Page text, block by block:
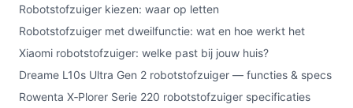
Robotstofzuiger kiezen: waar op letten
Robotstofzuiger met dweilfunctie: wat en hoe werkt het
Xiaomi robotstofzuiger: welke past bij jouw huis?
Dreame L10s Ultra Gen 2 robotstofzuiger — functies & specs
Rowenta X‑Plorer Serie 220 robotstofzuiger specificaties